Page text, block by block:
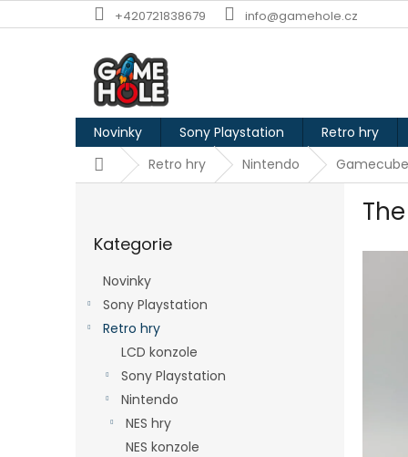
na
+420721838679 info@gamehole.cz
Novinky Sony Playstation
Retro hry
DomůRetro hry Nintendo
kategorie
Kategorie
Novinky
Sony Playstation
Retro hry
LCD konzole
Sony Playstation
Nintendo
NES hry
NES konzole